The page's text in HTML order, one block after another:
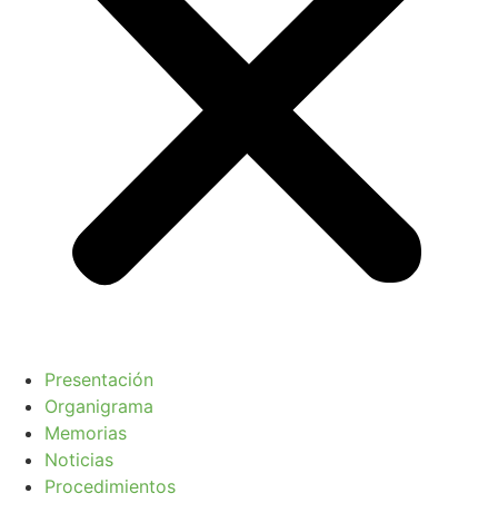
Presentación
Organigrama
Memorias
Noticias
Procedimientos